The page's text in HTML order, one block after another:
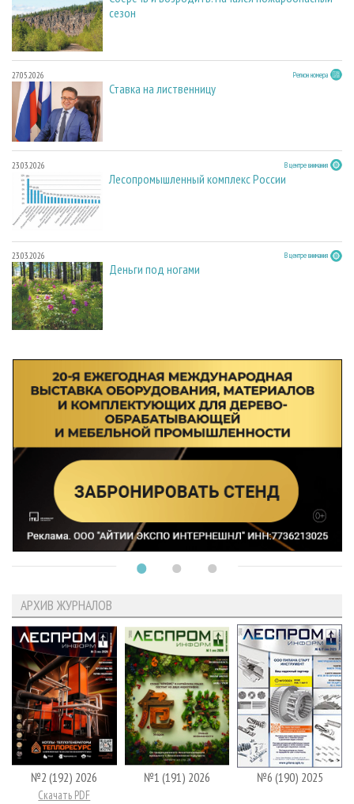
сезон
27.05.2026 Регион номера
Ставка на лиственницу
23.03.2026 В центре внимания
Лесопромышленный комплекс России
23.03.2026 В центре внимания
Деньги под ногами
АРХИВ ЖУРНАЛОВ
№2 (192) 2026
Скачать PDF
№1 (191) 2026 №6 (190) 2025